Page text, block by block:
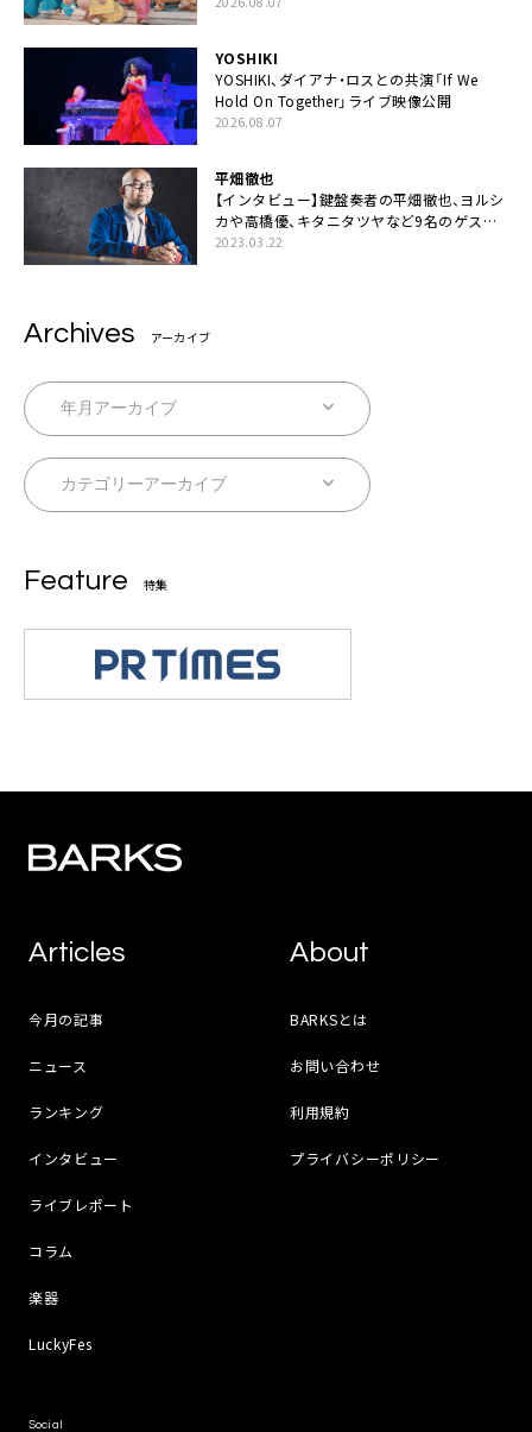
YOSHIKI
YOSHIKI、ダイアナ・ロスとの共演「If We
Hold On Together」ライブ映像公開
2026.08.07
平畑徹也
【インタビュー】鍵盤奏者の平畑徹也、ヨルシ
カや高橋優、キタニタツヤなど9名のゲスト
を迎えた初アルバムに音楽人生の総括「自分
2023.03.22
Archives アーカイブ
Feature 特集
Articles
今月の記事
ニュース
ランキング
インタビュー
ライブレポート
コラム
楽器
LuckyFes
About
BARKSとは
お問い合わせ
利用規約
プライバシーポリシー
Social